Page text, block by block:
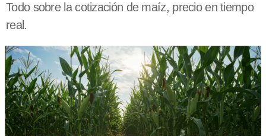
Todo sobre la cotización de maíz, precio en tiempo
real.